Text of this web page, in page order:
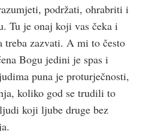
podržati, ohrabriti i
Tu je onaj koji vas čeka i
treba zazvati. A mi to često
Bogu jedini je spas i
puna je proturječnosti,
koliko god se trudili to
koji ljube druge bez